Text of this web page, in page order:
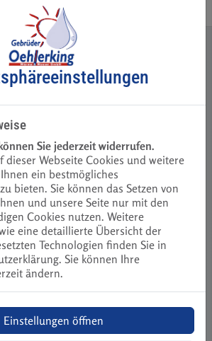
weitere Planungshilfen:
jetzt Ihre Badanfrage.
Sie jederzeit widerrufen.
dieser Webseite Cookies und weitere
ein bestmögliches
bieten. Sie können das Setzen von
und unsere Seite nur mit den
Cookies nutzen. Weitere
eine detaillierte Übersicht der
Technologien finden Sie in
Sie können Ihre
ändern.
Einstellungen öffnen